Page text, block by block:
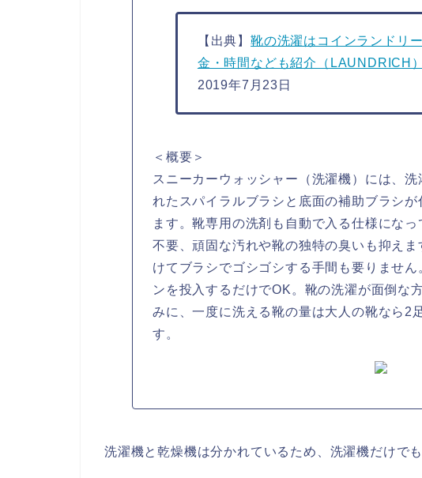
【出典】靴の洗濯はコインランドリ
金・時間なども紹介（LAUNDRICH）
2019年7月23日
＜概要＞
スニーカーウォッシャー（洗濯機）には、
れたスパイラルブラシと底面の補助ブラシ
ます。靴専用の洗剤も自動で入る仕様にな
不要、頑固な汚れや靴の独特の臭いも抑え
けてブラシでゴシゴシする手間も要りませ
ンを投入するだけでOK。靴の洗濯が面倒な
みに、一度に洗える靴の量は大人の靴なら2
す。
洗濯機と乾燥機は分かれているため、洗濯機だけでも